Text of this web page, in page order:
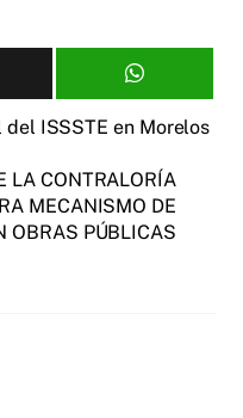
ISSSTE en Morelos
LA CONTRALORÍA
MECANISMO DE
OBRAS PÚBLICAS